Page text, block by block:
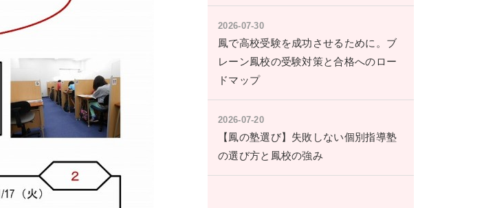
2026-07-30
鳳で高校受験を成功させるために。ブ
レーン鳳校の受験対策と合格へのロー
ドマップ
2026-07-20
【鳳の塾選び】失敗しない個別指導塾
の選び方と鳳校の強み